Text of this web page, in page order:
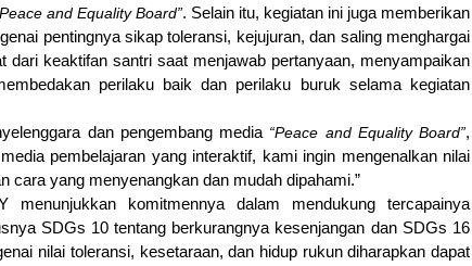
and Equality Board”. Selain itu, kegiatan ini juga memberikan
pentingnya sikap toleransi, kejujuran, dan saling menghargai
dari keaktifan santri saat menjawab pertanyaan, menyampaikan
perilaku baik dan perilaku buruk selama kegiatan
dan pengembang media “Peace and Equality Board”,
pembelajaran yang interaktif, kami ingin mengenalkan nilai
cara yang menyenangkan dan mudah dipahami.”
komitmennya dalam mendukung tercapainya
SDGs 10 tentang berkurangnya kesenjangan dan SDGs 16
nilai toleransi, kesetaraan, dan hidup rukun diharapkan dapat